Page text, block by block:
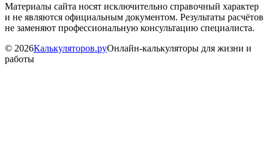
Материалы сайта носят исключительно справочный характер
и не являются официальным документом. Результаты расчётов
не заменяют профессиональную консультацию специалиста.
© 2026Калькуляторов.руОнлайн-калькуляторы для жизни и
работы